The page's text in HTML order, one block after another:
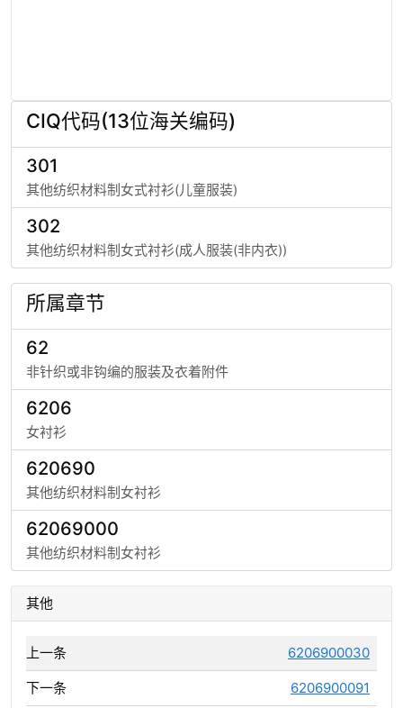
CIQ代码(13位海关编码)
301
其他纺织材料制女式衬衫(儿童服装)
302
其他纺织材料制女式衬衫(成人服装(非内衣))
所属章节
62
非针织或非钩编的服装及衣着附件
6206
女衬衫
620690
其他纺织材料制女衬衫
62069000
其他纺织材料制女衬衫
其他
上一条 6206900030
下一条 6206900091